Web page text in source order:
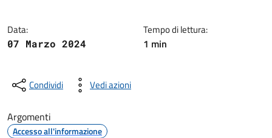
Data:
07 Marzo 2024
Tempo di lettura:
1 min
Condividi Vedi azioni
Argomenti
Accesso all'informazione